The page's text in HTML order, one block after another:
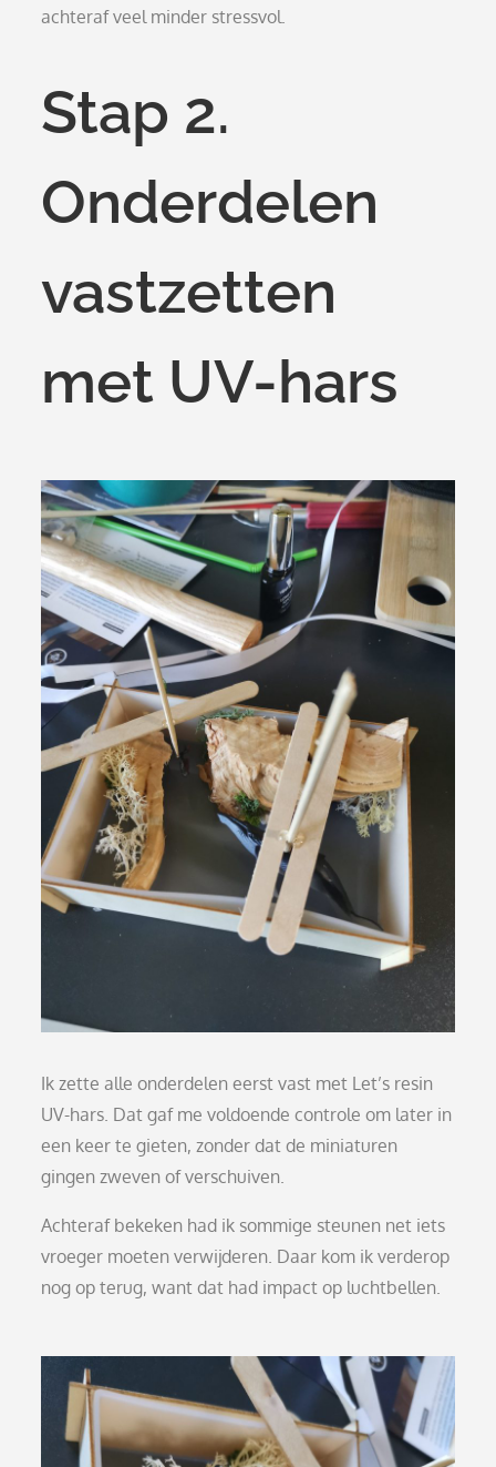
achteraf veel minder stressvol.
Stap 2.
Onderdelen
vastzetten
met UV-hars
Ik zette alle onderdelen eerst vast met Let’s resin
UV-hars. Dat gaf me voldoende controle om later in
een keer te gieten, zonder dat de miniaturen
gingen zweven of verschuiven.
Achteraf bekeken had ik sommige steunen net iets
vroeger moeten verwijderen. Daar kom ik verderop
nog op terug, want dat had impact op luchtbellen.